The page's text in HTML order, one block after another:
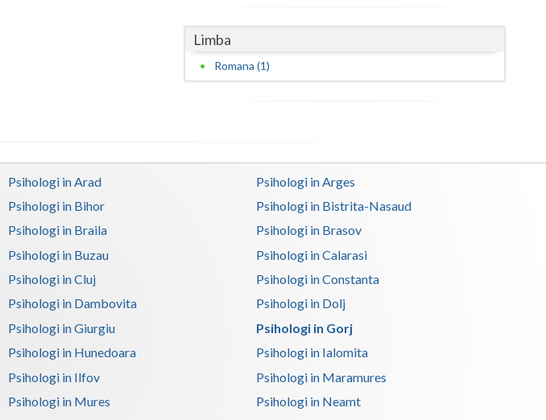
Prahova
Salaj
Teleorman
Timis
Tulcea
Valcea
Vaslui
Vrancea
Limba
Romana (1)
Psihologi in Arad
Psihologi in Arges
Psihologi in Bihor
Psihologi in Bistrita-Nasaud
Psihologi in Braila
Psihologi in Brasov
Psihologi in Buzau
Psihologi in Calarasi
Psihologi in Cluj
Psihologi in Constanta
Psihologi in Dambovita
Psihologi in Dolj
Psihologi in Giurgiu
Psihologi in Gorj
Psihologi in Hunedoara
Psihologi in Ialomita
Psihologi in Ilfov
Psihologi in Maramures
Psihologi in Mures
Psihologi in Neamt